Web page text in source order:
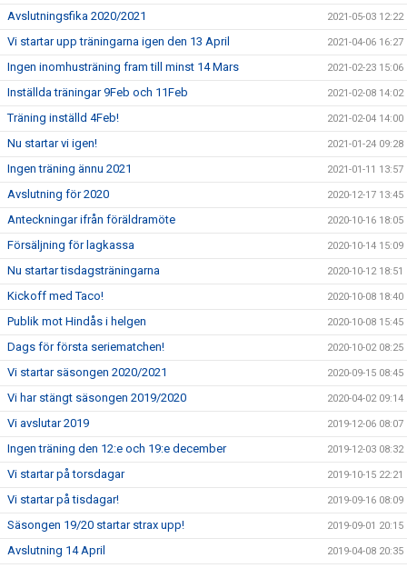
Avslutningsfika 2020/2021 2021-05-03 12:22
Vi startar upp träningarna igen den 13 April 2021-04-06 16:27
Ingen inomhusträning fram till minst 14 Mars 2021-02-23 15:06
Inställda träningar 9Feb och 11Feb 2021-02-08 14:02
Träning inställd 4Feb! 2021-02-04 14:00
Nu startar vi igen! 2021-01-24 09:28
Ingen träning ännu 2021 2021-01-11 13:57
Avslutning för 2020 2020-12-17 13:45
Anteckningar ifrån föräldramöte 2020-10-16 18:05
Försäljning för lagkassa 2020-10-14 15:09
Nu startar tisdagsträningarna 2020-10-12 18:51
Kickoff med Taco! 2020-10-08 18:40
Publik mot Hindås i helgen 2020-10-08 15:45
Dags för första seriematchen! 2020-10-02 08:25
Vi startar säsongen 2020/2021 2020-09-15 08:45
Vi har stängt säsongen 2019/2020 2020-04-02 09:14
Vi avslutar 2019 2019-12-06 08:07
Ingen träning den 12:e och 19:e december 2019-12-03 08:32
Vi startar på torsdagar 2019-10-15 22:21
Vi startar på tisdagar! 2019-09-16 08:09
Säsongen 19/20 startar strax upp! 2019-09-01 20:15
Avslutning 14 April 2019-04-08 20:35